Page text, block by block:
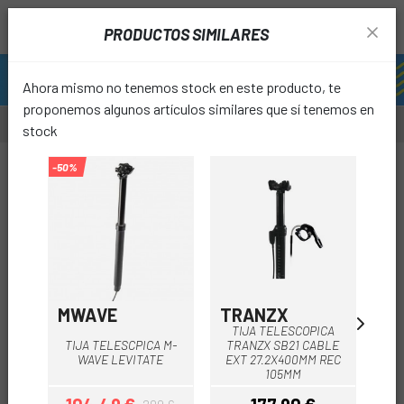
PRODUCTOS SIMILARES
Ahora mismo no tenemos stock en este producto, te
proponemos algunos artículos similares que sí tenemos en
stock
-50%
MWAVE
TIJA TELESCPICA M-
WAVE LEVITATE
TRANZX
TIJA TELESCOPICA
TRANZX SB21 CABLE
EXT 27.2X400MM REC
105MM